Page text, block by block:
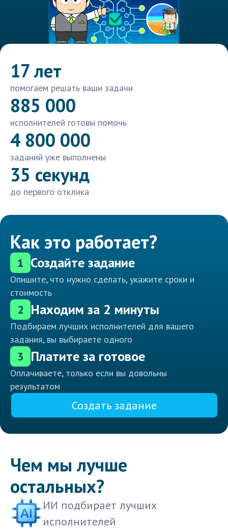
17 лет
помогаем решать ваши задачи
885 000
исполнителей готовы помочь
4 800 000
заданий уже выполнены
35 секунд
до первого отклика
Как это работает?
1 Создайте задание
Опишите, что нужно сделать, укажите сроки и
стоимость
2 Находим за 2 минуты
Подбираем лучших исполнителей для вашего
задания, вы выбираете одного
3 Платите за готовое
Оплачиваете, только если вы довольны
результатом
Создать задание
Чем мы лучше
остальных?
ИИ подбирает лучших
исполнителей